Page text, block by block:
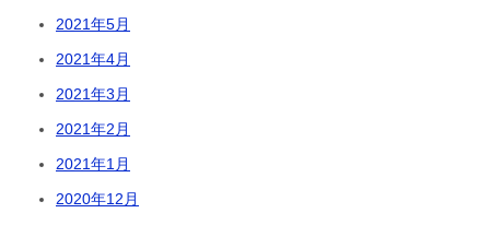
2021年5月
2021年4月
2021年3月
2021年2月
2021年1月
2020年12月